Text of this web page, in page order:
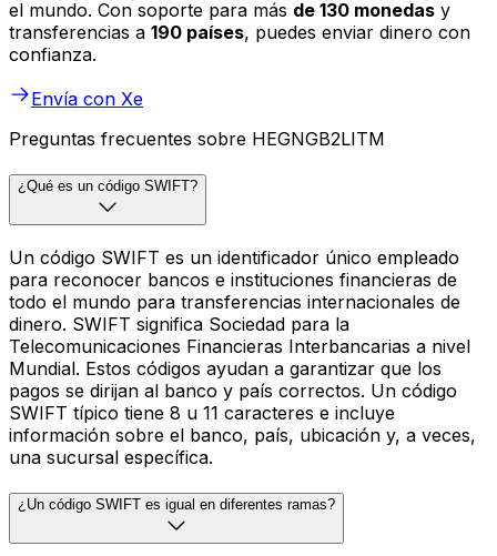
el mundo. Con soporte para más de 130 monedas y
transferencias a 190 países, puedes enviar dinero con
confianza.
Envía con Xe
Preguntas frecuentes sobre HEGNGB2LITM
¿Qué es un código SWIFT?
Un código SWIFT es un identificador único empleado
para reconocer bancos e instituciones financieras de
todo el mundo para transferencias internacionales de
dinero. SWIFT significa Sociedad para la
Telecomunicaciones Financieras Interbancarias a nivel
Mundial. Estos códigos ayudan a garantizar que los
pagos se dirijan al banco y país correctos. Un código
SWIFT típico tiene 8 u 11 caracteres e incluye
información sobre el banco, país, ubicación y, a veces,
una sucursal específica.
¿Un código SWIFT es igual en diferentes ramas?